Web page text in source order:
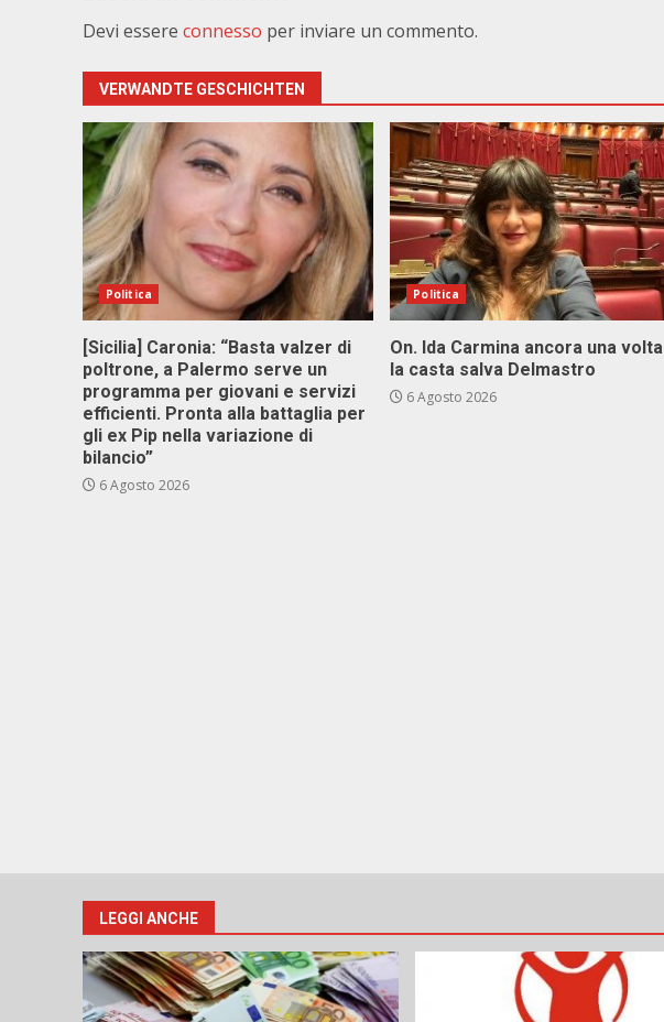
Devi essere connesso per inviare un commento.
VERWANDTE GESCHICHTEN
Politica
[Sicilia] Caronia: “Basta valzer di
poltrone, a Palermo serve un
programma per giovani e servizi
efficienti. Pronta alla battaglia per
gli ex Pip nella variazione di
bilancio”
6 Agosto 2026
Politica
On. Ida Carmina ancora una volta
la casta salva Delmastro
6 Agosto 2026
LEGGI ANCHE